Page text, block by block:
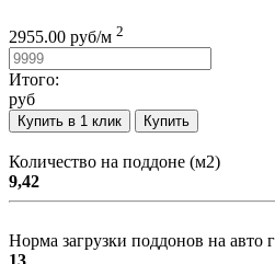
2955.00 руб/м 2
Итого:
руб
Купить в 1 клик Купить
Количество на поддоне (м2)
9,42
Норма загрузки поддонов на авто